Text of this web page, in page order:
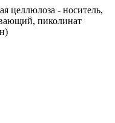
целлюлоза - носитель,
пиколинат